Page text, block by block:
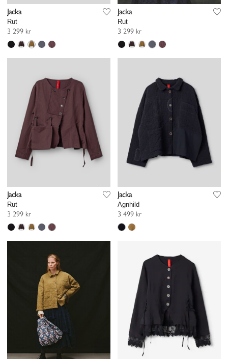
Jacka
Rut
3 299 kr
Jacka
Rut
3 299 kr
Jacka
Rut
3 299 kr
Jacka
Agnhild
3 499 kr